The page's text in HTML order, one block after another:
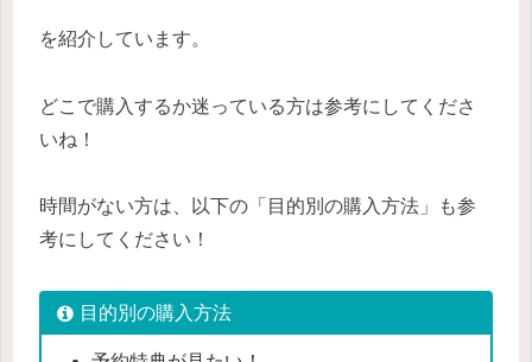
を紹介しています。
どこで購入するか迷っている方は参考にしてくださ
いね！
時間がない方は、以下の「目的別の購入方法」も参
考にしてください！
目的別の購入方法